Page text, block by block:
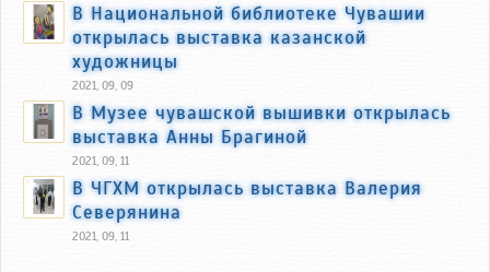
В Национальной библиотеке Чувашии
открылась выставка казанской
художницы
2021, 09, 09
В Музее чувашской вышивки открылась
выставка Анны Брагиной
2021, 09, 11
В ЧГХМ открылась выставка Валерия
Северянина
2021, 09, 11